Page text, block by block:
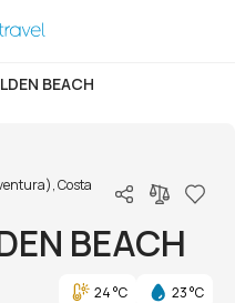
BEACH
Costa
BEACH
24 °C
23 °C